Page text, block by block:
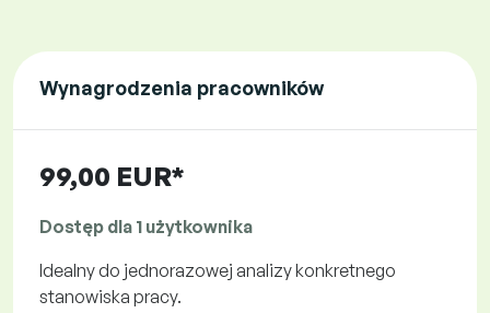
Wynagrodzenia pracowników
99,00 EUR*
Dostęp dla 1 użytkownika
Idealny do jednorazowej analizy konkretnego
stanowiska pracy.